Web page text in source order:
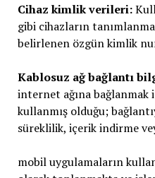
Cihaz kimlik verileri:
gibi cihazların
belirlenen özgün kimlik
Kablosuz ağ bağlantı
internet ağına bağlanmak
kullanmış olduğu;
süreklilik, içerik indirme
mobil uygulamaların